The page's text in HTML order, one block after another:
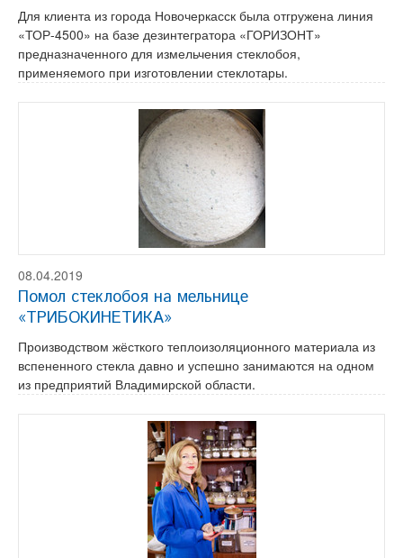
Для клиента из города Новочеркасск была отгружена линия
«ТОР-4500» на базе дезинтегратора «ГОРИЗОНТ»
предназначенного для измельчения стеклобоя,
применяемого при изготовлении стеклотары.
08.04.2019
Помол стеклобоя на мельнице
«ТРИБОКИНЕТИКА»
Производством жёсткого теплоизоляционного материала из
вспененного стекла давно и успешно занимаются на одном
из предприятий Владимирской области.